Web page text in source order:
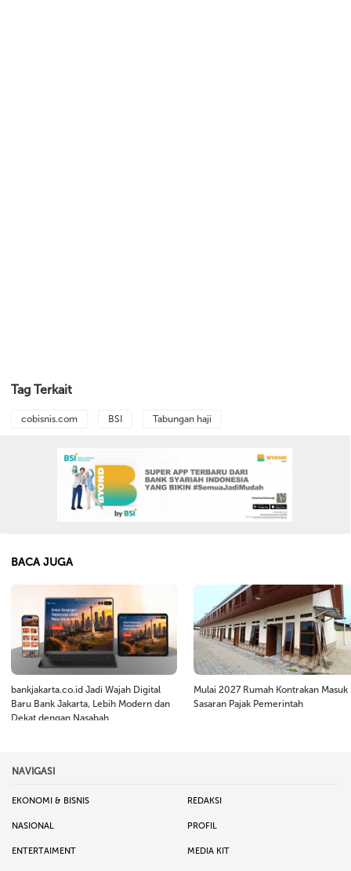
Tag Terkait
cobisnis.com BSI Tabungan haji
BACA JUGA
bankjakarta.co.id Jadi Wajah Digital
Baru Bank Jakarta, Lebih Modern dan
Dekat dengan Nasabah
Mulai 2027 Rumah Kontrakan Masuk
Sasaran Pajak Pemerintah
NAVIGASI
EKONOMI & BISNIS REDAKSI
NASIONAL PROFIL
ENTERTAIMENT MEDIA KIT